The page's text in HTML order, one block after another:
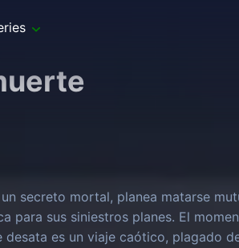
secreto mortal, planea matarse
para sus siniestros planes. El
es un viaje caótico, plagado